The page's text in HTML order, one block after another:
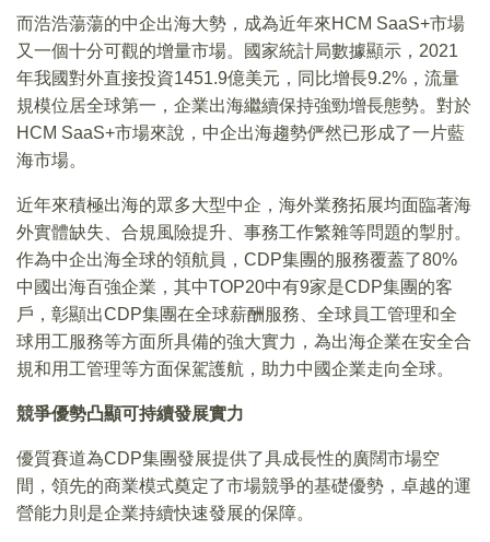
而浩浩蕩蕩的中企出海大勢，成為近年來HCM SaaS+市場
又一個十分可觀的增量市場。國家統計局數據顯示，2021
年我國對外直接投資1451.9億美元，同比增長9.2%，流量
規模位居全球第一，企業出海繼續保持強勁增長態勢。對於
HCM SaaS+市場來說，中企出海趨勢俨然已形成了一片藍
海市場。
近年來積極出海的眾多大型中企，海外業務拓展均面臨著海
外實體缺失、合規風險提升、事務工作繁雜等問題的掣肘。
作為中企出海全球的領航員，CDP集團的服務覆蓋了80%
中國出海百強企業，其中TOP20中有9家是CDP集團的客
戶，彰顯出CDP集團在全球薪酬服務、全球員工管理和全
球用工服務等方面所具備的強大實力，為出海企業在安全合
規和用工管理等方面保駕護航，助力中國企業走向全球。
競爭優勢凸顯可持續發展實力
優質賽道為CDP集團發展提供了具成長性的廣闊市場空
間，領先的商業模式奠定了市場競爭的基礎優勢，卓越的運
營能力則是企業持續快速發展的保障。